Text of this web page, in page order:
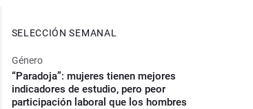
SELECCIÓN SEMANAL
Género
“Paradoja”: mujeres tienen mejores
indicadores de estudio, pero peor
participación laboral que los hombres